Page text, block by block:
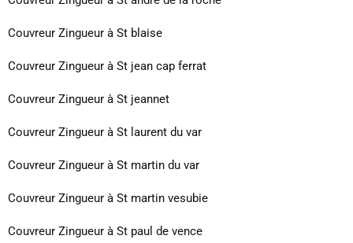
Couvreur Zingueur à St blaise
Couvreur Zingueur à St jean cap ferrat
Couvreur Zingueur à St jeannet
Couvreur Zingueur à St laurent du var
Couvreur Zingueur à St martin du var
Couvreur Zingueur à St martin vesubie
Couvreur Zingueur à St paul de vence